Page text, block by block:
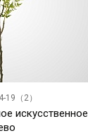
19（2）
искусственное